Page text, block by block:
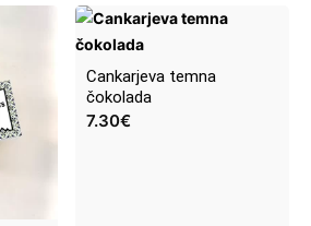
Cankarjeva temna
čokolada
7.30€